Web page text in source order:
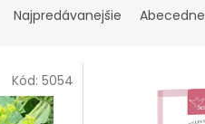
Najpredávanejšie Abecedne
Kód: 5054